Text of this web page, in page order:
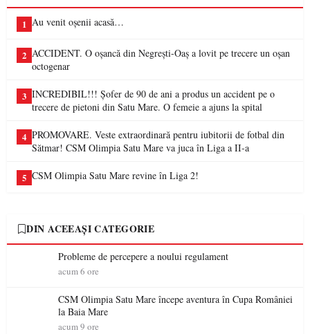
1 Au venit oșenii acasă…
2 ACCIDENT. O oșancă din Negrești-Oaș a lovit pe trecere un oșan
octogenar
3 INCREDIBIL!!! Șofer de 90 de ani a produs un accident pe o
trecere de pietoni din Satu Mare. O femeie a ajuns la spital
4 PROMOVARE. Veste extraordinară pentru iubitorii de fotbal din
Sătmar! CSM Olimpia Satu Mare va juca în Liga a II-a
5 CSM Olimpia Satu Mare revine în Liga 2!
DIN ACEEAȘI CATEGORIE
Probleme de percepere a noului regulament
acum 6 ore
CSM Olimpia Satu Mare începe aventura în Cupa României
la Baia Mare
acum 9 ore